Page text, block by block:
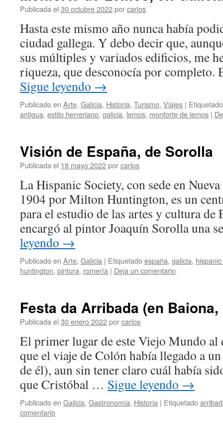
Publicada el 30 octubre 2022porcarlos
Hasta este mismo año nunca había
ciudad gallega. Y debo decir que,
sus múltiples y variados edificios, me
riqueza, que desconocía por
Sigue leyendo →
Publicado en Arte, Galicia, Historia, Turismo, Viajes | Etiquetado
antigua, estilo herreriano, galicia, lemos, monforte de lemos |
Visión de España, de Sorolla
Publicada el 18 mayo 2022porcarlos
La Hispanic Society, con sede en
1904 por Milton Huntington, es un
para el estudio de las artes y cultura de
encargó al pintor Joaquín Sorolla una
leyendo →
Publicado en Arte, Galicia | Etiquetadoespaña, galicia,
huntington, pintura, romería | Deja un comentario
Festa da Arribada (en
Publicada el 30 enero 2022porcarlos
El primer lugar de este Viejo Mundo al
que el viaje de Colón había llegado a
de él), aun sin tener claro cuál había
que Cristóbal … Sigue leyendo →
Publicado en Galicia, Gastronomía, Historia | Etiquetado
comentario